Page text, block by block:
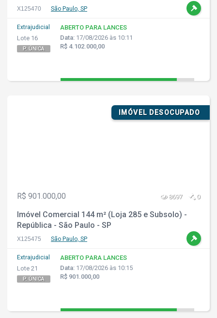
X125470 São Paulo, SP
Extrajudicial
Lote 16
P. ÚNICA
ABERTO PARA LANCES
Data: 17/08/2026 às 10:11
R$ 4.102.000,00
IMÓVEL DESOCUPADO
R$ 901.000,00 8697 0
Imóvel Comercial 144 m² (Loja 285 e Subsolo) -
República - São Paulo - SP
X125475 São Paulo, SP
Extrajudicial
Lote 21
P. ÚNICA
ABERTO PARA LANCES
Data: 17/08/2026 às 10:15
R$ 901.000,00